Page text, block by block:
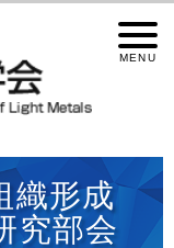
織形成
究部会